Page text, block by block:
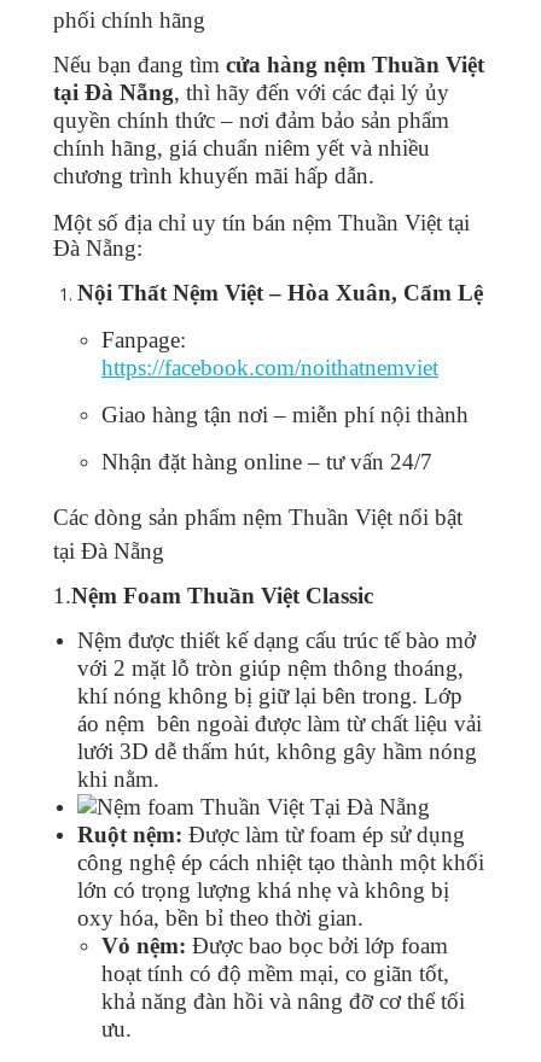
phối chính hãng
Nếu bạn đang tìm cửa hàng nệm Thuần Việt
tại Đà Nẵng, thì hãy đến với các đại lý ủy
quyền chính thức – nơi đảm bảo sản phẩm
chính hãng, giá chuẩn niêm yết và nhiều
chương trình khuyến mãi hấp dẫn.
Một số địa chỉ uy tín bán nệm Thuần Việt tại
Đà Nẵng:
Nội Thất Nệm Việt – Hòa Xuân, Cẩm Lệ
Fanpage:
https://facebook.com/noithatnemviet
Giao hàng tận nơi – miễn phí nội thành
Nhận đặt hàng online – tư vấn 24/7
Các dòng sản phẩm nệm Thuần Việt nổi bật
tại Đà Nẵng
1.Nệm Foam Thuần Việt Classic
Nệm được thiết kế dạng cấu trúc tế bào mở
với 2 mặt lỗ tròn giúp nệm thông thoáng,
khí nóng không bị giữ lại bên trong. Lớp
áo nệm bên ngoài được làm từ chất liệu vải
lưới 3D dễ thấm hút, không gây hầm nóng
khi nằm.
Ruột nệm: Được làm từ foam ép sử dụng
công nghệ ép cách nhiệt tạo thành một khối
lớn có trọng lượng khá nhẹ và không bị
oxy hóa, bền bỉ theo thời gian.
Vỏ nệm: Được bao bọc bởi lớp foam
hoạt tính có độ mềm mại, co giãn tốt,
khả năng đàn hồi và nâng đỡ cơ thể tối
ưu.